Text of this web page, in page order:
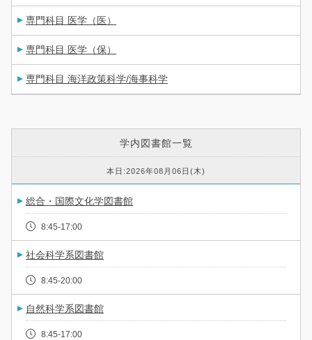
専門科目 医学（医）
専門科目 医学（保）
専門科目 海洋政策科学/海事科学
学内図書館一覧
本日:2026年08月06日(木)
総合・国際文化学図書館
8:45-17:00
社会科学系図書館
8:45-20:00
自然科学系図書館
8:45-17:00